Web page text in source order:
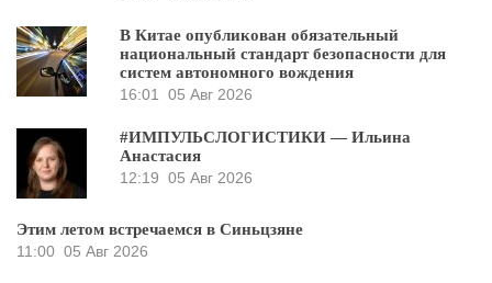
В Китае опубликован обязательный
национальный стандарт безопасности для
систем автономного вождения
16:01
05 Авг 2026
#ИМПУЛЬСЛОГИСТИКИ — Ильина
Анастасия
12:19 05 Авг 2026
Этим летом встречаемся в Синьцзяне
11:00 05 Авг 2026